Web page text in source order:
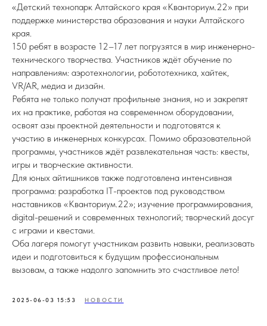
«Детский технопарк Алтайского края «Кванториум.22» при
поддержке министерства образования и науки Алтайского
края.
150 ребят в возрасте 12–17 лет погрузятся в мир инженерно-
технического творчества. Участников ждёт обучение по
направлениям: аэротехнологии, робототехника, хайтек,
VR/AR, медиа и дизайн.
Ребята не только получат профильные знания, но и закрепят
их на практике, работая на современном оборудовании,
освоят азы проектной деятельности и подготовятся к
участию в инженерных конкурсах. Помимо образовательной
программы, участников ждёт развлекательная часть: квесты,
игры и творческие активности.
Для юных айтишников также подготовлена интенсивная
программа: разработка IT-проектов под руководством
наставников «Кванториум.22»; изучение программирования,
digital-решений и современных технологий; творческий досуг
с играми и квестами.
Оба лагеря помогут участникам развить навыки, реализовать
идеи и подготовиться к будущим профессиональным
вызовам, а также надолго запомнить это счастливое лето!
2025-06-03 15:53 НОВОСТИ